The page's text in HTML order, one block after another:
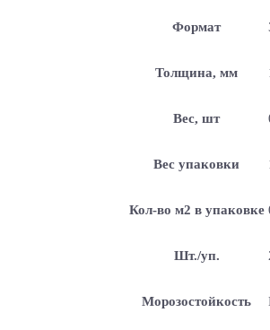
Формат
Толщина, мм
Вес, шт
Вес упаковки
Кол-во м2 в упаковке
Шт./уп.
Морозостойкость